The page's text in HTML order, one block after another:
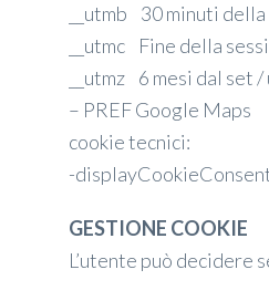
__utmb 30 minuti
__utmc Fine della
__utmz 6 mesi dal
– PREF Google Maps
cookie tecnici:
-
GESTIONE COOKIE
L’utente può decidere